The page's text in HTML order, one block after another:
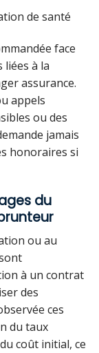
de santé
face
liées à la
assurance.
appels
ou des
jamais
honoraires si
du
ou au
à un contrat
des
ces
du taux
coût initial, ce